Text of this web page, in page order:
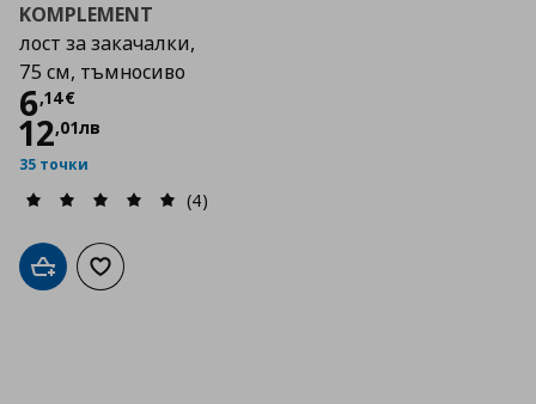
KOMPLEMENT
лост за закачалки,
75 см, тъмносиво
6,14€
Цена
12,01лв
35 точки
(4)
Добави в кошницата
Добави към списъка с любими